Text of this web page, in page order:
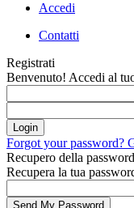
Accedi
Contatti
Registrati
Benvenuto! Accedi al
Forgot your password?
Recupero della password
Recupera la tua